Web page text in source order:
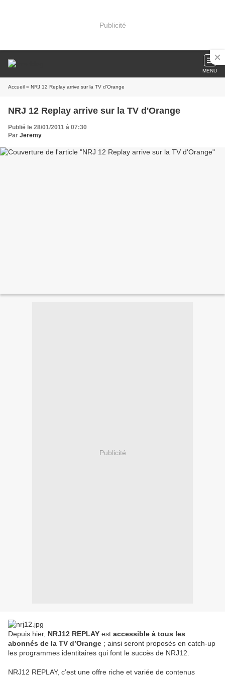
Publicité
MENU
Accueil » NRJ 12 Replay arrive sur la TV d'Orange
NRJ 12 Replay arrive sur la TV d'Orange
Publié le 28/01/2011 à 07:30
Par Jeremy
Publicité
Depuis hier, NRJ12 REPLAY est accessible à tous les
abonnés de la TV d’Orange ; ainsi seront proposés en catch-up
les programmes identitaires qui font le succès de NRJ12.
NRJ12 REPLAY, c’est une offre riche et variée de contenus